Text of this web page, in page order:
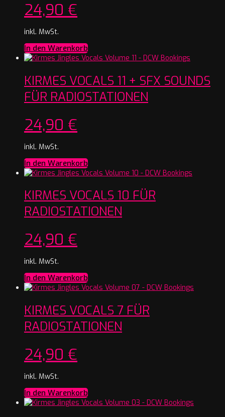
24,90 €
inkl. MwSt.
In den Warenkorb
KIRMES VOCALS 11 + SFX SOUNDS
FÜR RADIOSTATIONEN
24,90 €
inkl. MwSt.
In den Warenkorb
KIRMES VOCALS 10 FÜR
RADIOSTATIONEN
24,90 €
inkl. MwSt.
In den Warenkorb
KIRMES VOCALS 7 FÜR
RADIOSTATIONEN
24,90 €
inkl. MwSt.
In den Warenkorb